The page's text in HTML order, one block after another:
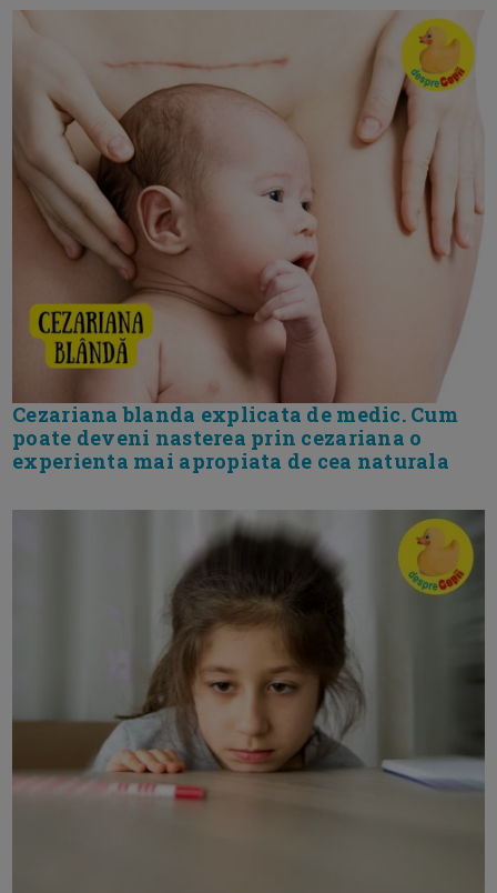
Cezariana blanda explicata de medic. Cum
poate deveni nasterea prin cezariana o
experienta mai apropiata de cea naturala